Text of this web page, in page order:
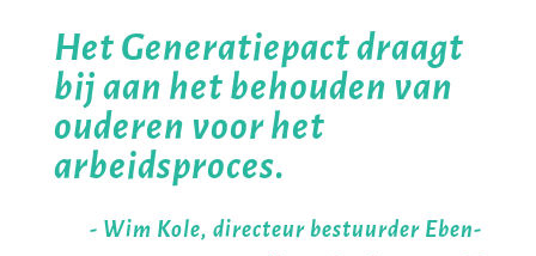
Het Generatiepact draagt
bij aan het behouden van
ouderen voor het
arbeidsproces.
- Wim Kole, directeur bestuurder Eben-